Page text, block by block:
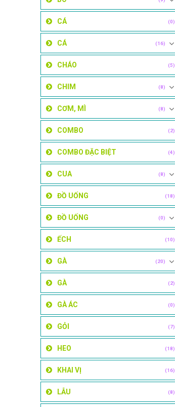
CÁ (0)
CÁ (16)
CHÁO (5)
CHIM (8)
CƠM, MÌ (8)
COMBO (2)
COMBO ĐẶC BIỆT (4)
CUA (8)
ĐỒ UỐNG (18)
ĐỒ UỐNG (0)
ẾCH (10)
GÀ (20)
GÀ (2)
GÀ ÁC (0)
GỎI (7)
HEO (18)
KHAI VỊ (16)
LẪU (8)